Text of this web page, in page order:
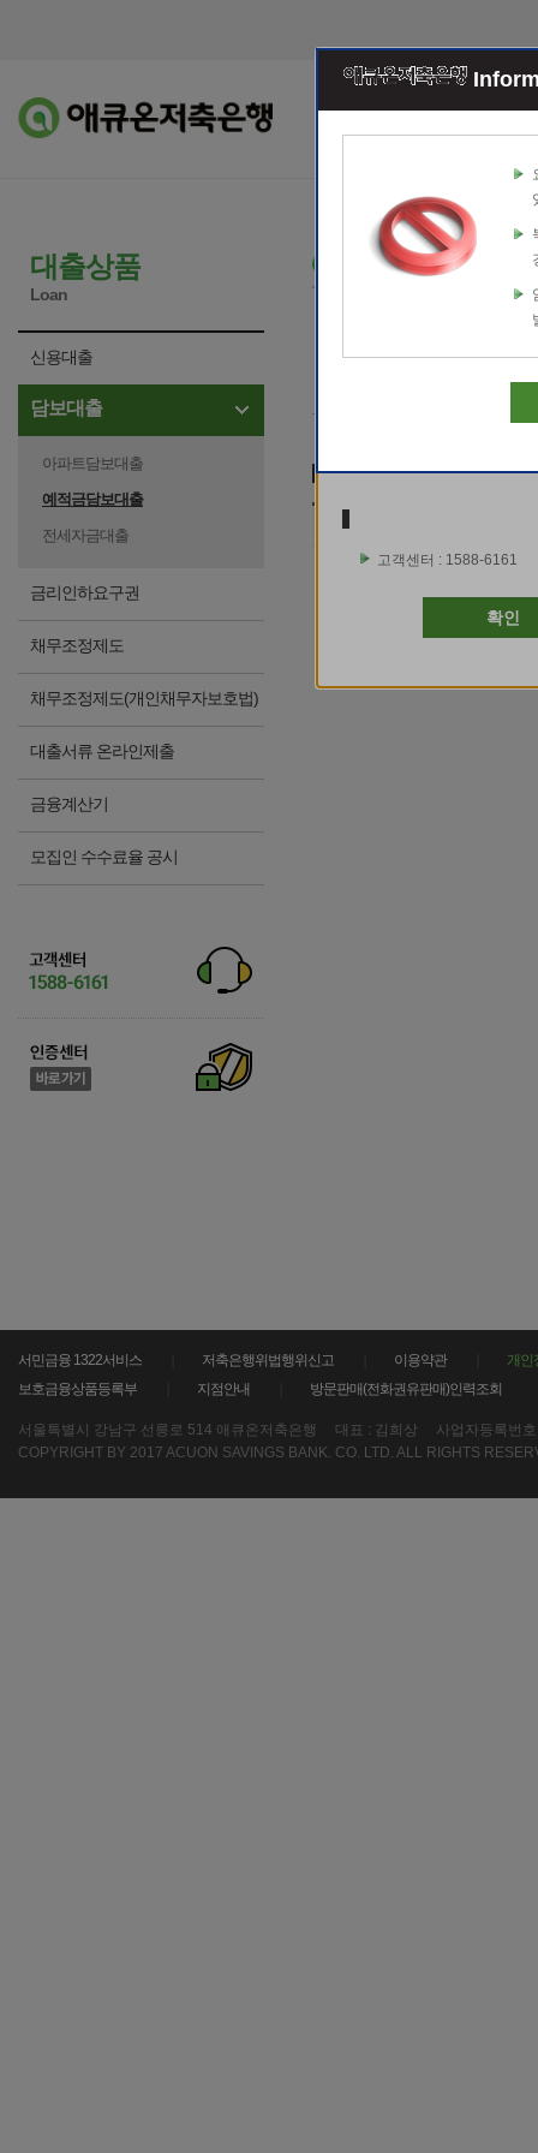
조회이체 예적
대출상품
Loan
신용대출
담보대출
아파트담보대출
예적금담보대출
전세자금대출
금리인하요구권
채무조정제도
채무조정제도(개인채무자보호법)
대출서류 온라인제출
금융계산기
모집인 수수료율 공시
대출신청
담보계좌선택
예금과목명
서민금융 1322서비스 저축은행위법행위신고 이용약관
개인
보호금융상품등록부
지점안내 방문판매(전화권유판매)인력조회
서울특별시 강남구 선릉로 514 애큐온저축은행 대표 : 김희상 사업자등록번
COPYRIGHT BY 2017 ACUON SAVINGS BANK. CO. LTD. ALL RIGHTS
Error Report
시 거래하여 주십시
고객센터 : 1588-6161
확인